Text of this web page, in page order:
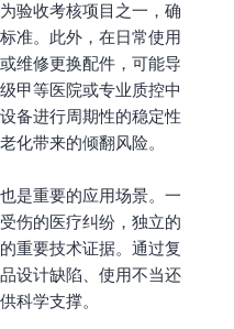
验收考核项目之一，确
准。此外，在日常使用
维修更换配件，可能导
甲等医院或专业质控中
备进行周期性的稳定性
化带来的倾翻风险。
是重要的应用场景。一
伤的医疗纠纷，独立的
重要技术证据。通过复
设计缺陷、使用不当还
科学支撑。